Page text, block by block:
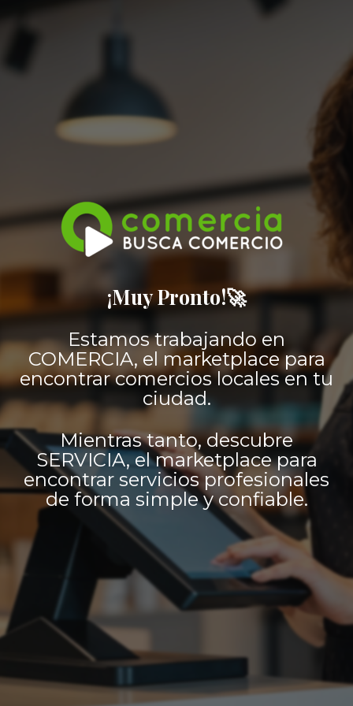
¡Muy Pronto!🚀
Estamos trabajando en
COMERCIA, el marketplace para
encontrar comercios locales en tu
ciudad.
Mientras tanto, descubre
SERVICIA, el marketplace para
encontrar servicios profesionales
de forma simple y confiable.